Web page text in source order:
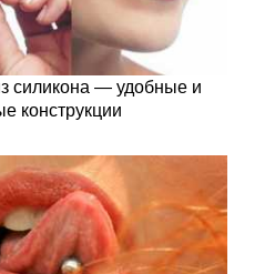
силикона — удобные и
конструкции